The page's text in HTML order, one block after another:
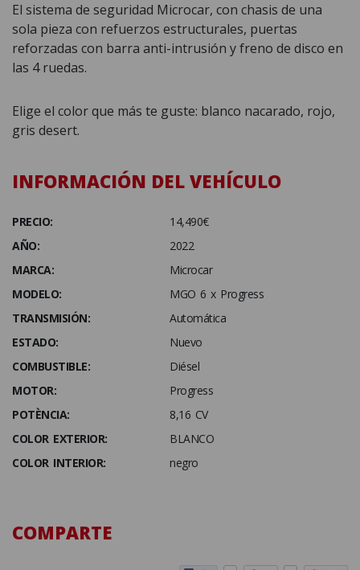
El sistema de seguridad Microcar, con chasis de una
sola pieza con refuerzos estructurales, puertas
reforzadas con barra anti-intrusión y freno de disco en
las 4 ruedas.
Elige el color que más te guste: blanco nacarado, rojo,
gris desert.
INFORMACIÓN DEL VEHÍCULO
PRECIO:
14,490€
AÑO:
2022
MARCA:
Microcar
MODELO:
MGO 6 x Progress
TRANSMISIÓN:
Automática
ESTADO:
Nuevo
COMBUSTIBLE:
Diésel
MOTOR:
Progress
POTÈNCIA:
8,16 CV
COLOR EXTERIOR:
BLANCO
COLOR INTERIOR:
negro
COMPARTE